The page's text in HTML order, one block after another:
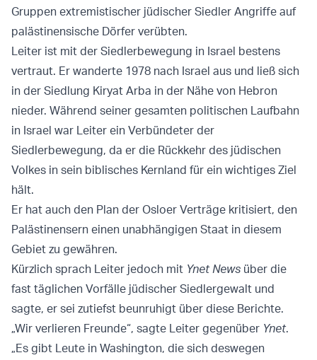
Gruppen extremistischer jüdischer Siedler Angriffe auf
palästinensische Dörfer verübten.
Leiter ist mit der Siedlerbewegung in Israel bestens
vertraut. Er wanderte 1978 nach Israel aus und ließ sich
in der Siedlung Kiryat Arba in der Nähe von Hebron
nieder. Während seiner gesamten politischen Laufbahn
in Israel war Leiter ein Verbündeter der
Siedlerbewegung, da er die Rückkehr des jüdischen
Volkes in sein biblisches Kernland für ein wichtiges Ziel
hält.
Er hat auch den Plan der Osloer Verträge kritisiert, den
Palästinensern einen unabhängigen Staat in diesem
Gebiet zu gewähren.
Kürzlich sprach Leiter jedoch mit Ynet News über die
fast täglichen Vorfälle jüdischer Siedlergewalt und
sagte, er sei zutiefst beunruhigt über diese Berichte.
„Wir verlieren Freunde“, sagte Leiter gegenüber Ynet.
„Es gibt Leute in Washington, die sich deswegen